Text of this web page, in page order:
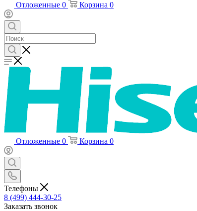
Отложенные 0 Корзина 0
Отложенные 0 Корзина 0
Телефоны
8 (499) 444-30-25
Заказать звонок